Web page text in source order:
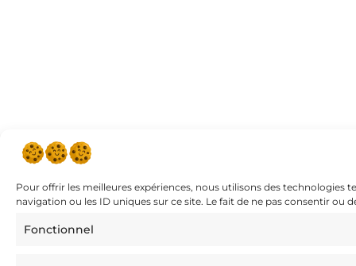
Pour offrir les meilleures expériences, nous utilisons des
navigation ou les ID uniques sur ce site. Le fait de ne pas consentir
Fonctionnel